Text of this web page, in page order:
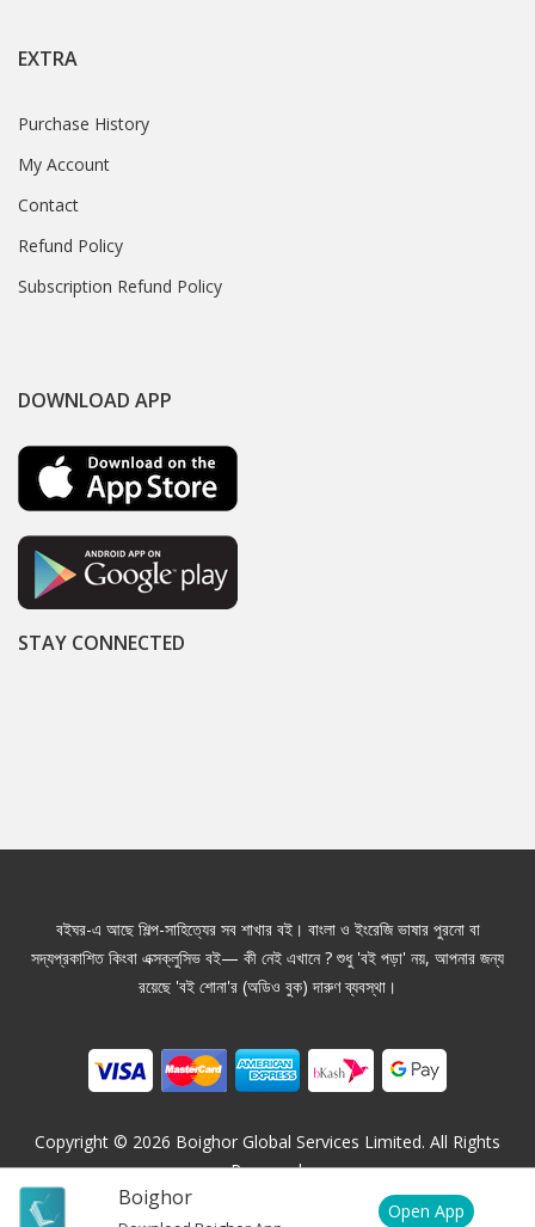
Boighor
Open App
EXTRA
Purchase History
My Account
Contact
Refund Policy
Subscription Refund Policy
DOWNLOAD APP
STAY CONNECTED
বইঘর-এ আছে শিল্প-সাহিত্যের সব শাখার বই। বাংলা ও ইংরেজি ভাষার পুরনো বা
সদ্যপ্রকাশিত কিংবা এক্সক্লুসিভ বই— কী নেই এখানে ? শুধু 'বই পড়া' নয়, আপনার জন্য
রয়েছে 'বই শোনা'র (অডিও বুক) দারুণ ব্যবস্থা।
Copyright © 2026 Boighor Global Services Limited. All Rights
Reserved.